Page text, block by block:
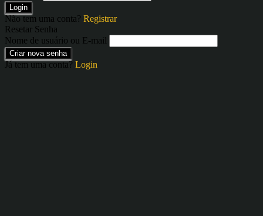
Login
Não tem uma conta? Registrar
Resetar Senha
Nome de usuário ou E-mail
Criar nova senha
Já tem uma conta? Login